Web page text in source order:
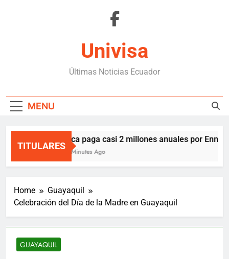
Univisa
Últimas Noticias Ecuador
MENU
TITULARES
Boca paga casi 2 millones anuales por Enner
20 Minutes Ago
Home
Guayaquil
Celebración del Día de la Madre en Guayaquil
GUAYAQUIL